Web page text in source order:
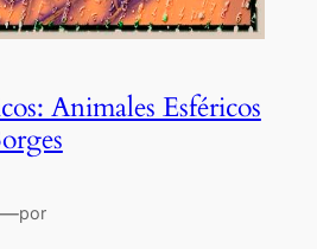
Animales Esféricos
—por